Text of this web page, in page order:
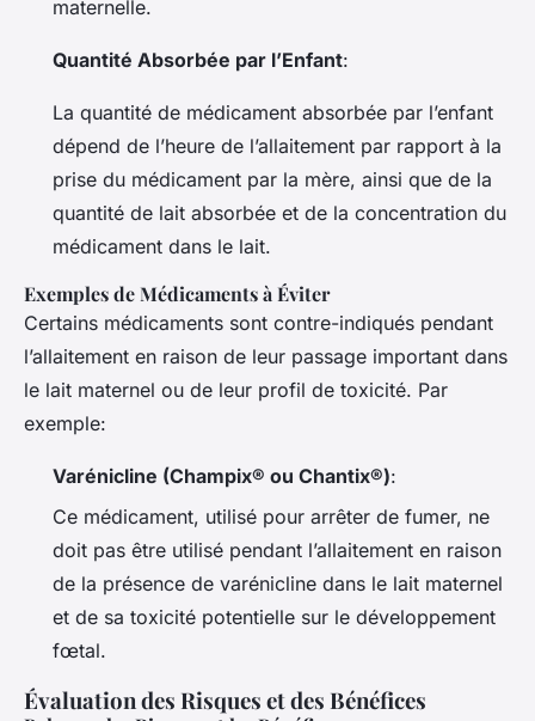
maternelle.
Quantité Absorbée par l’Enfant:
La quantité de médicament absorbée par l’enfant
dépend de l’heure de l’allaitement par rapport à la
prise du médicament par la mère, ainsi que de la
quantité de lait absorbée et de la concentration du
médicament dans le lait.
Exemples de Médicaments à Éviter
Certains médicaments sont contre-indiqués pendant
l’allaitement en raison de leur passage important dans
le lait maternel ou de leur profil de toxicité. Par
exemple:
Varénicline (Champix® ou Chantix®):
Ce médicament, utilisé pour arrêter de fumer, ne
doit pas être utilisé pendant l’allaitement en raison
de la présence de varénicline dans le lait maternel
et de sa toxicité potentielle sur le développement
fœtal.
Évaluation des Risques et des Bénéfices